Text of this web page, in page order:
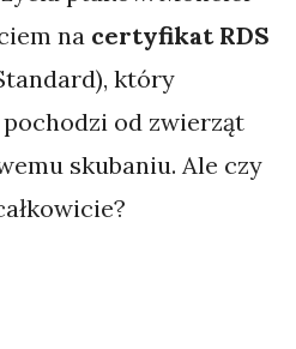
na certyfikat RDS
który
od zwierząt
skubaniu. Ale czy